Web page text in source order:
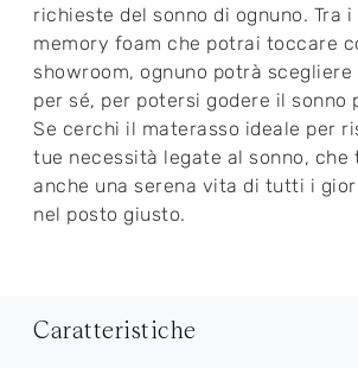
richieste del sonno di ognuno. Tra
memory foam che potrai toccare
showroom, ognuno potrà scegliere
per sé, per potersi godere il sonno
Se cerchi il materasso ideale per
tue necessità legate al sonno, che
anche una serena vita di tutti i
nel posto giusto.
Caratteristiche